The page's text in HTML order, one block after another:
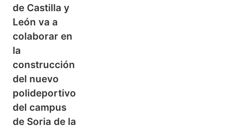
de Castilla y
León va a
colaborar en
la
construcción
del nuevo
polideportivo
del campus
de Soria de la